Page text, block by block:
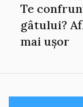
Te
gâtului?
mai ușor